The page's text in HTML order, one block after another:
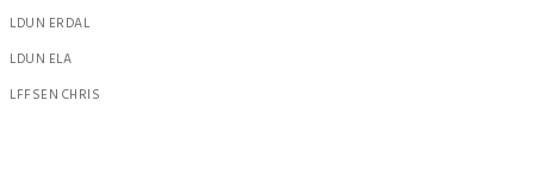
ERDAL
ELA
CHRIS